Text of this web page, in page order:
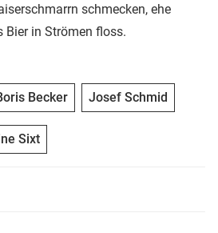
schmecken, ehe
Bier in Strömen floss.
Becker Josef Schmid
Sixt